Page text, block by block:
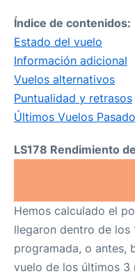
Índice de contenidos:
Estado del vuelo
Información adicional
Vuelos alternativos
Puntualidad y retrasos
Últimos Vuelos
LS178 Rendimiento
Hemos calculado el
llegaron dentro de los
programada, o antes,
vuelo de los últimos 3